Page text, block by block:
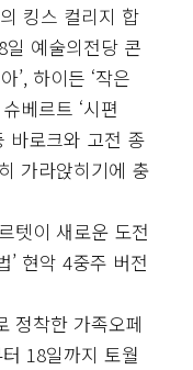
킹스 컬리지 합
예술의전당 콘
’, 하이든 ‘작은
베르트 ‘시편
바로크와 고전 종
가라앉히기에 충
텟이 새로운 도전
’ 현악 4중주 버전
정착한 가족오페
18일까지 토월